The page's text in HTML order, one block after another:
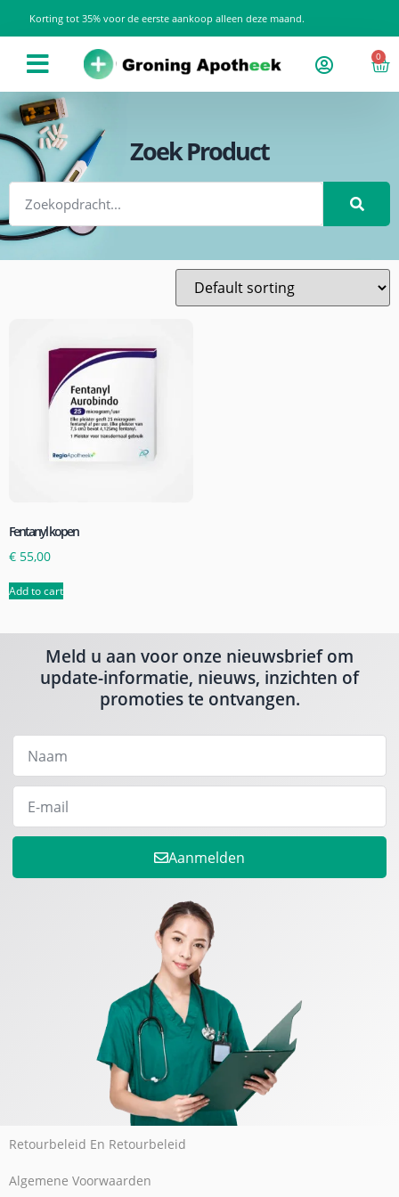
Korting tot 35% voor de eerste aankoop alleen deze maand.
0
Zoek Product
Fentanyl kopen
€ 55,00
Add to cart
Meld u aan voor onze nieuwsbrief om
update-informatie, nieuws, inzichten of
promoties te ontvangen.
Aanmelden
Retourbeleid En Retourbeleid
Algemene Voorwaarden